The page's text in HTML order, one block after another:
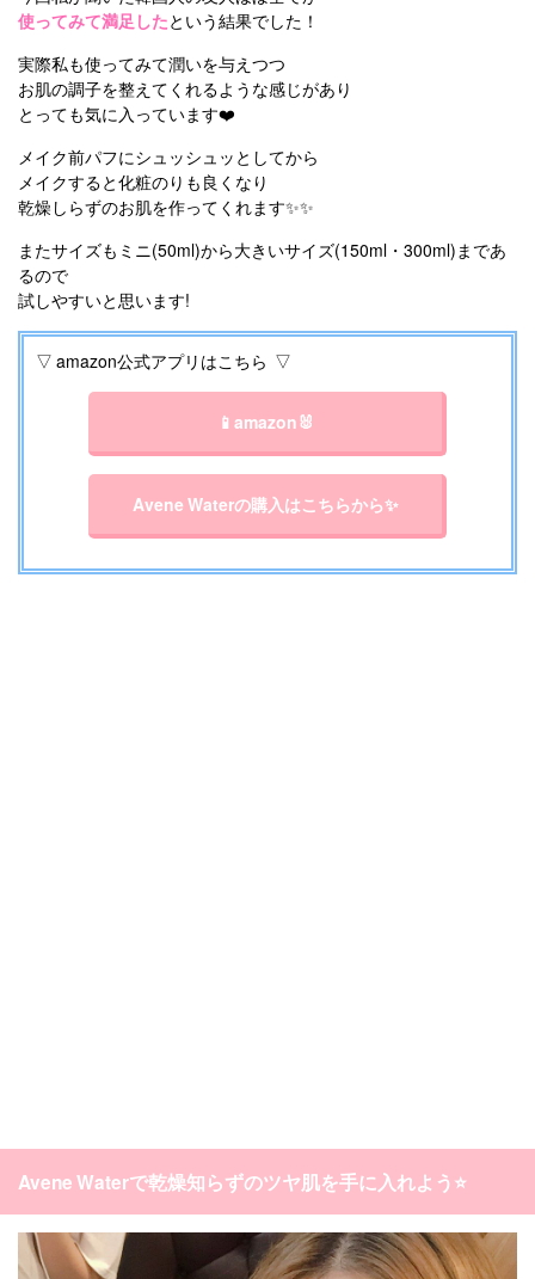
使ってみて満足したという結果でした！
実際私も使ってみて潤いを与えつつ
お肌の調子を整えてくれるような感じがあり
とっても気に入っています❤️
メイク前パフにシュッシュッとしてから
メイクすると化粧のりも良くなり
乾燥しらずのお肌を作ってくれます✨✨
またサイズもミニ(50ml)から大きいサイズ(150ml・300ml)まであ
るので
試しやすいと思います!
▽ amazon公式アプリはこちら ▽
📱amazon🐰
Avene Waterの購入はこちらから✨
Avene Waterで乾燥知らずのツヤ肌を手に入れよう⭐️